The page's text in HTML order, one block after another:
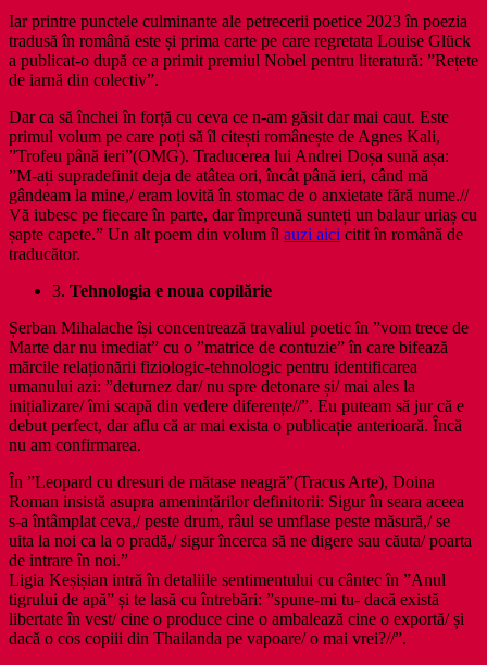
Iar printre punctele culminante ale petrecerii poetice 2023 în poezia
tradusă în română este și prima carte pe care regretata Louise Glück
a publicat-o după ce a primit premiul Nobel pentru literatură: ”Rețete
de iarnă din colectiv”.
Dar ca să închei în forță cu ceva ce n-am găsit dar mai caut. Este
primul volum pe care poți să îl citești românește de Agnes Kali,
”Trofeu până ieri”(OMG). Traducerea lui Andrei Doșa sună așa:
”M-ați supradefinit deja de atâtea ori, încât până ieri, când mă
gândeam la mine,/ eram lovită în stomac de o anxietate fără nume.//
Vă iubesc pe fiecare în parte, dar împreună sunteți un balaur uriaș cu
șapte capete.” Un alt poem din volum îl auzi aici citit în română de
traducător.
3. Tehnologia e noua copilărie
Șerban Mihalache își concentrează travaliul poetic în ”vom trece de
Marte dar nu imediat” cu o ”matrice de contuzie” în care bifează
mărcile relaționării fiziologic-tehnologic pentru identificarea
umanului azi: ”deturnez dar/ nu spre detonare și/ mai ales la
inițializare/ îmi scapă din vedere diferențe//”. Eu puteam să jur că e
debut perfect, dar aflu că ar mai exista o publicație anterioară. Încă
nu am confirmarea.
În ”Leopard cu dresuri de mătase neagră”(Tracus Arte), Doina
Roman insistă asupra amenințărilor definitorii: Sigur în seara aceea
s-a întâmplat ceva,/ peste drum, râul se umflase peste măsură,/ se
uita la noi ca la o pradă,/ sigur încerca să ne digere sau căuta/ poarta
de intrare în noi.”
Ligia Keșișian intră în detaliile sentimentului cu cântec în ”Anul
tigrului de apă” și te lasă cu întrebări: ”spune-mi tu- dacă există
libertate în vest/ cine o produce cine o ambalează cine o exportă/ și
dacă o cos copiii din Thailanda pe vapoare/ o mai vrei?//”.